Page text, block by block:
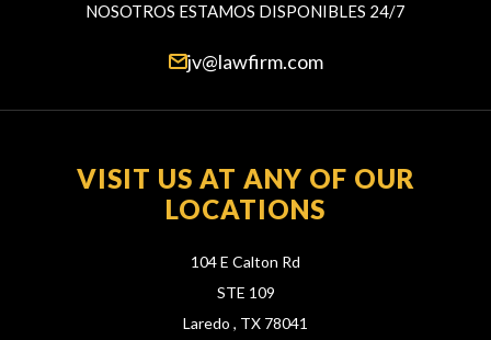
NOSOTROS ESTAMOS DISPONIBLES 24/7
jv@lawfirm.com
VISIT US AT ANY OF OUR
LOCATIONS
104 E Calton Rd
STE 109
Laredo , TX 78041